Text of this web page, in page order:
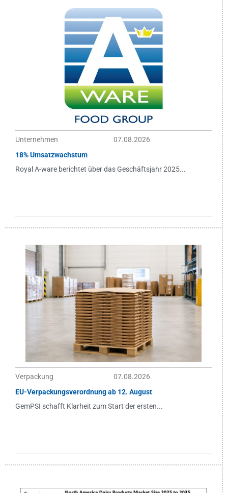
Unternehmen
07.08.2026
18% Umsatzwachstum
Royal A-ware berichtet über das Geschäftsjahr 2025...
Verpackung
07.08.2026
EU-Verpackungsverordnung ab 12. August
GemPSI schafft Klarheit zum Start der ersten...